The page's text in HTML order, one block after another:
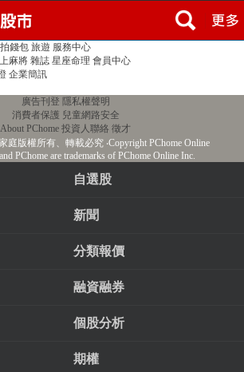
物 書店
錢包 旅遊 服務中心
麻將 雜誌 星座命理 會員中心
企業簡訊
廣告刊登 隱私權聲明
消費者保護 兒童網路安全
About PChome 投資人聯絡 徵才
家庭版權所有、轉載必究‧Copyright PChome Online
PChome are trademarks of PChome Online Inc.
自選股
新聞
分類報價
融資融券
個股分析
期權